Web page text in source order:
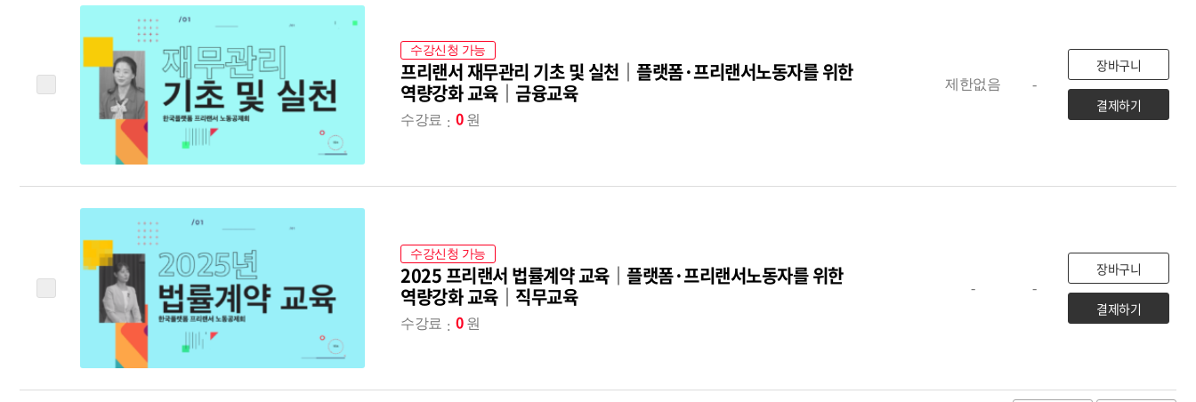
수강신청 가능
프리랜서 재무관리 기초 및 실천｜플랫폼·프리랜서노동자를 위한
역량강화 교육｜금융교육
수강료 0원
제한없음 -
장바구니
결제하기
수강신청 가능
2025 프리랜서 법률계약 교육｜플랫폼·프리랜서노동자를 위한
역량강화 교육｜직무교육
수강료 0원
- -
장바구니
결제하기